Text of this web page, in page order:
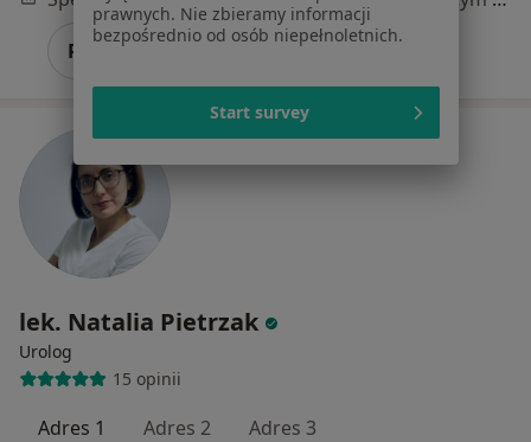
Poproś o wizytę
lek. Natalia Pietrzak
Urolog
15 opinii
Adres 1 Adres 2 Adres 3
prawnych. Nie zbieramy informacji
bezpośrednio od osób niepełnoletnich.
Start survey